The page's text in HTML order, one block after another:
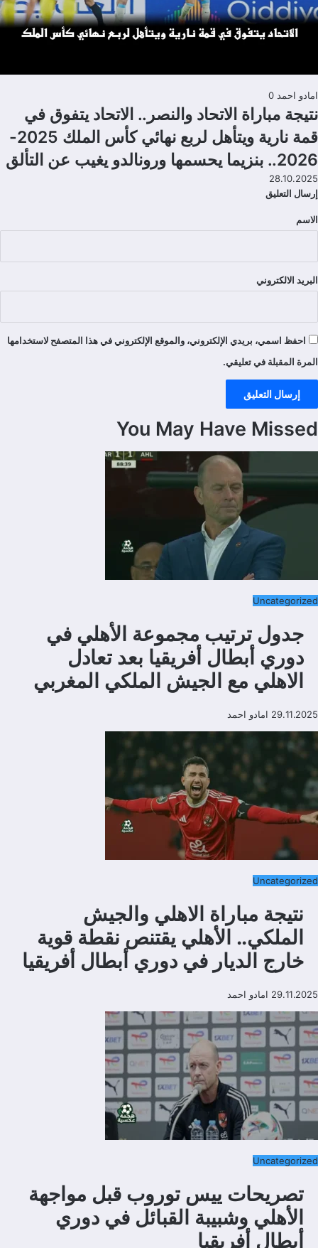
امادو احمد 0
نتيجة مباراة الاتحاد والنصر.. الاتحاد يتفوق في
قمة نارية ويتأهل لربع نهائي كأس الملك 2025-
2026.. بنزيما يحسمها ورونالدو يغيب عن التألق
28.10.2025
إرسال التعليق
تعليقات
الاسم
البريد الالكتروني
احفظ اسمي، بريدي الإلكتروني، والموقع الإلكتروني في هذا المتصفح لاستخدامها
المرة المقبلة في تعليقي.
You May Have Missed
Uncategorized
جدول ترتيب مجموعة الأهلي في
دوري أبطال أفريقيا بعد تعادل
الاهلي مع الجيش الملكي المغربي
29.11.2025 امادو احمد
Uncategorized
نتيجة مباراة الاهلي والجيش
الملكي.. الأهلي يقتنص نقطة قوية
خارج الديار في دوري أبطال أفريقيا
29.11.2025 امادو احمد
Uncategorized
تصريحات ييس توروب قبل مواجهة
الأهلي وشبيبة القبائل في دوري
أبطال أفريقيا